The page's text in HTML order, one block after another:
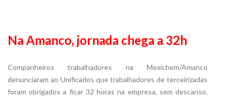
Na Amanco, jornada chega a 32h
Companheiros trabalhadores na Mexichem/Amanco
denunciaram ao Unificados que trabalhadores de terceirizadas
foram obrigados a ficar 32 horas na empresa, sem descanso.